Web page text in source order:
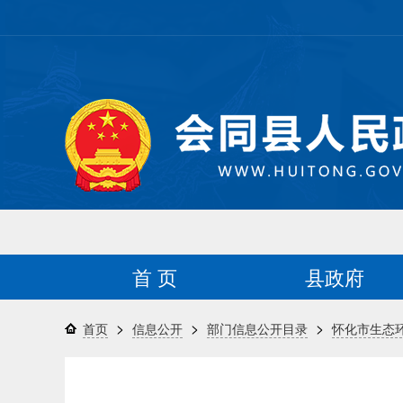
首 页 县政府
首页 > 信息公开 > 部门信息公开目录 > 怀化市生态